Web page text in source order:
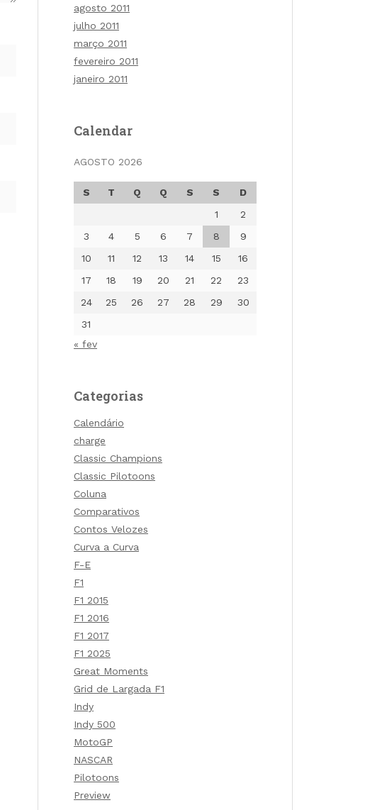
agosto 2011
julho 2011
março 2011
fevereiro 2011
janeiro 2011
Calendar
AGOSTO 2026
S T Q Q S S
D
1
2
3
4 5 6 7 8
9
10
11 12 13 14 15
16
17
18 19 20 21 22
23
24
25 26 27 28 29
30
31
« fev
Categorias
Calendário
charge
Classic Champions
Classic Pilotoons
Coluna
Comparativos
Contos Velozes
Curva a Curva
F-E
F1
F1 2015
F1 2016
F1 2017
F1 2025
Great Moments
Grid de Largada F1
Indy
Indy 500
MotoGP
NASCAR
Pilotoons
Preview